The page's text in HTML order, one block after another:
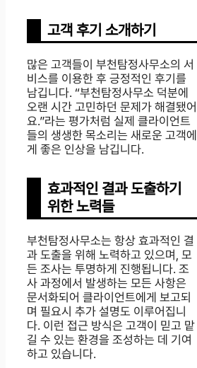
고객 후기 소개하기
많은 고객들이 부천탐정사무소의 서
비스를 이용한 후 긍정적인 후기를
남깁니다. “부천탐정사무소 덕분에
오랜 시간 고민하던 문제가 해결됐어
요.”라는 평가처럼 실제 클라이언트
들의 생생한 목소리는 새로운 고객에
게 좋은 인상을 남깁니다.
효과적인 결과 도출하기
위한 노력들
부천탐정사무소는 항상 효과적인 결
과 도출을 위해 노력하고 있으며, 모
든 조사는 투명하게 진행됩니다. 조
사 과정에서 발생하는 모든 사항은
문서화되어 클라이언트에게 보고되
며 필요시 추가 설명도 이루어집니
다. 이런 접근 방식은 고객이 믿고 맡
길 수 있는 환경을 조성하는 데 기여
하고 있습니다.